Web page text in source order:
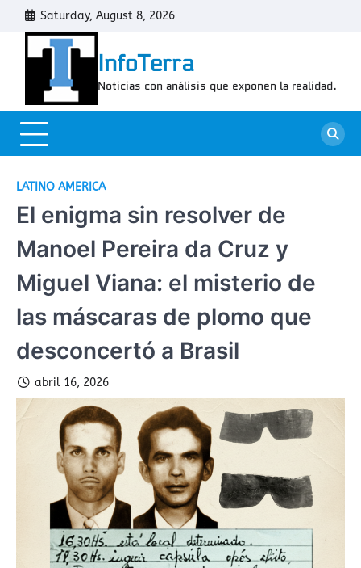
Skip
content
Saturday, August 8, 2026
InfoTerra
Noticias con análisis que exponen la realidad.
LATINO AMERICA
El enigma sin resolver de
Manoel Pereira da Cruz y
Miguel Viana: el misterio de
las máscaras de plomo que
desconcertó a Brasil
abril 16, 2026